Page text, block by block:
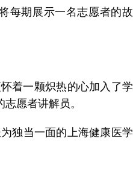
每期展示一名志愿者的故
着一颗炽热的心加入了学
愿者讲解员。
独当一面的上海健康医学